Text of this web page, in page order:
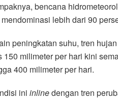
bencana
lebih dari 90
peningkatan suhu, tren
150 milimeter per hari kini
400 milimeter per hari.
ini inlinedengan tren